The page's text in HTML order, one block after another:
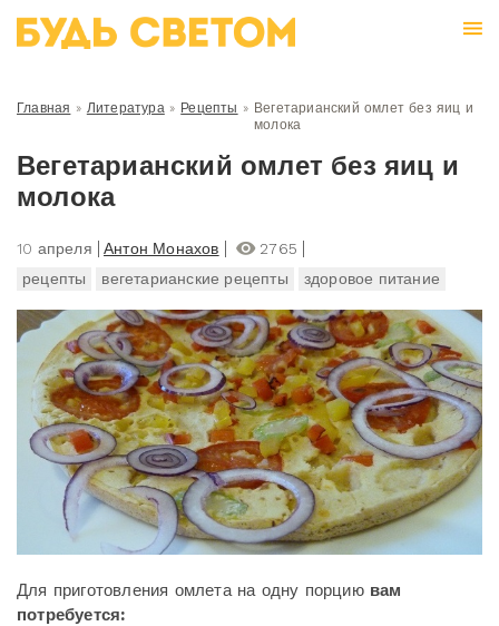
Главная » Литература» Рецепты » Вегетарианский омлет без яиц и
молока
Вегетарианский омлет без яиц и
молока
10 апреля Антон Монахов
2765
рецепты
вегетарианские рецепты здоровое питание
Для приготовления омлета на одну порцию вам
потребуется: